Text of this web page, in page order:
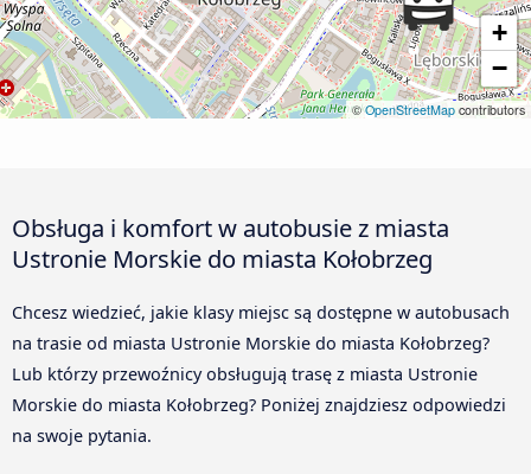
+
−
©OpenStreetMap contributors
Obsługa i komfort w autobusie z miasta
Ustronie Morskie do miasta Kołobrzeg
Chcesz wiedzieć, jakie klasy miejsc są dostępne w autobusach
na trasie od miasta Ustronie Morskie do miasta Kołobrzeg?
Lub którzy przewoźnicy obsługują trasę z miasta Ustronie
Morskie do miasta Kołobrzeg? Poniżej znajdziesz odpowiedzi
na swoje pytania.